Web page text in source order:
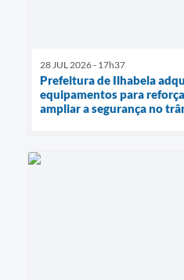
28 JUL 2026 - 17h37
Prefeitura de Ilhabela
equipamentos para
ampliar a segurança no